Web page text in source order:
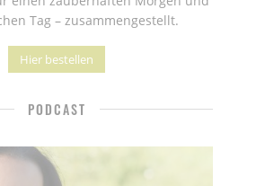
Tag – zusammengestellt.
Hier bestellen
PODCAST